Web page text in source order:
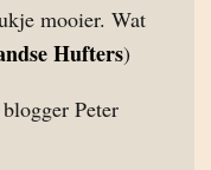
mooier. Wat
Hufters)
Peter